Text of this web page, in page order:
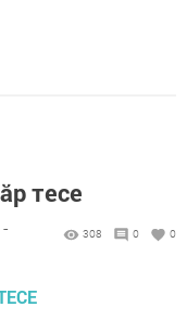
тесе
308 0 0